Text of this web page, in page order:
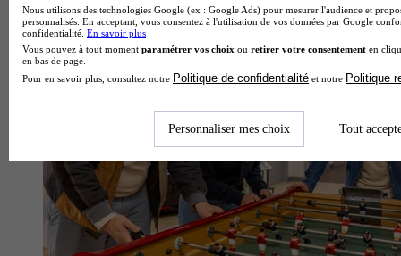
Nous utilisons des technologies Google (ex : Google Ads) pour mesurer l'audience et
personnalisés. En acceptant, vous consentez à l'utilisation de vos données par Google
confidentialité. En savoir plus
Vous pouvez à tout moment paramétrer vos choix ou retirer votre consentement en
en bas de page.
Pour en savoir plus, consultez notre Politique de confidentialité et notre Politique
Personnaliser mes choix Tout